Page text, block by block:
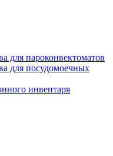
для пароконвектоматов
для посудомоечных
инвентаря